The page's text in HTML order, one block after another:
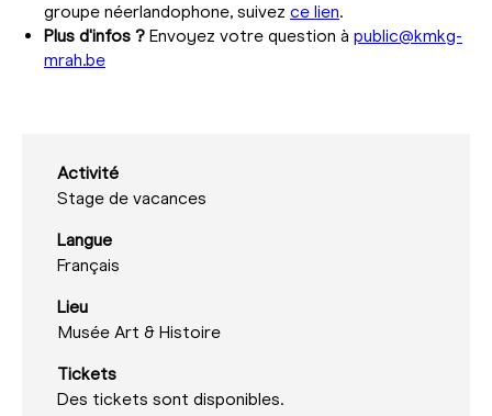
groupe néerlandophone, suivez ce lien.
Plus d'infos ? Envoyez votre question à public@kmkg-
mrah.be
Activité
Stage de vacances
Langue
Français
Lieu
Musée Art & Histoire
Tickets
Des tickets sont disponibles.